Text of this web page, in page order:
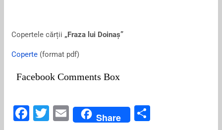
Copertele cărții „Fraza lui Doinaș”
Coperte (format pdf)
Facebook Comments Box
F
T
E
Share